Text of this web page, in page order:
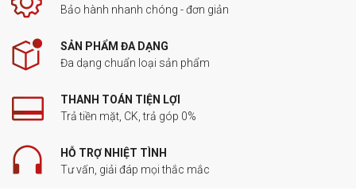
Bảo hành nhanh chóng - đơn giản
SẢN PHẨM ĐA DẠNG
Đa dạng chuẩn loại sản phẩm
THANH TOÁN TIỆN LỢI
Trả tiền mặt, CK, trả góp 0%
HỖ TRỢ NHIỆT TÌNH
Tư vấn, giải đáp mọi thắc mắc